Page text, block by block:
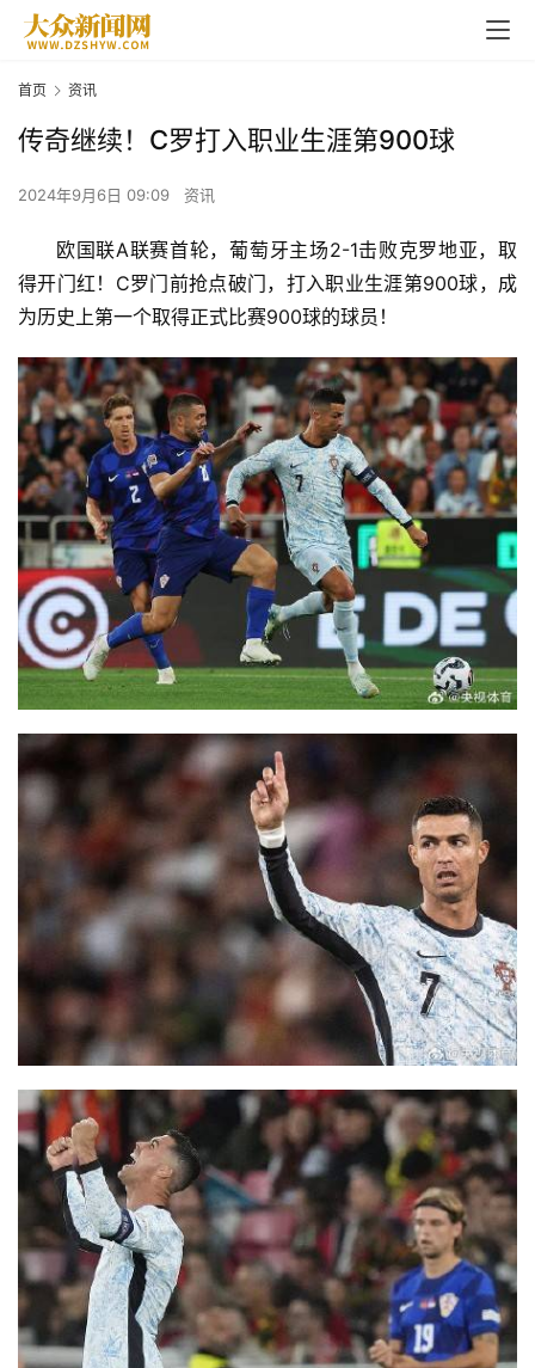
页
讯
商
业
消
费
生
活
首页 资讯
传奇继续！C罗打入职业生涯第900球
2024年9月6日 09:09 资讯
欧国联A联赛首轮，葡萄牙主场2-1击败克罗地亚，取
得开门红！C罗门前抢点破门，打入职业生涯第900球，成
为历史上第一个取得正式比赛900球的球员！